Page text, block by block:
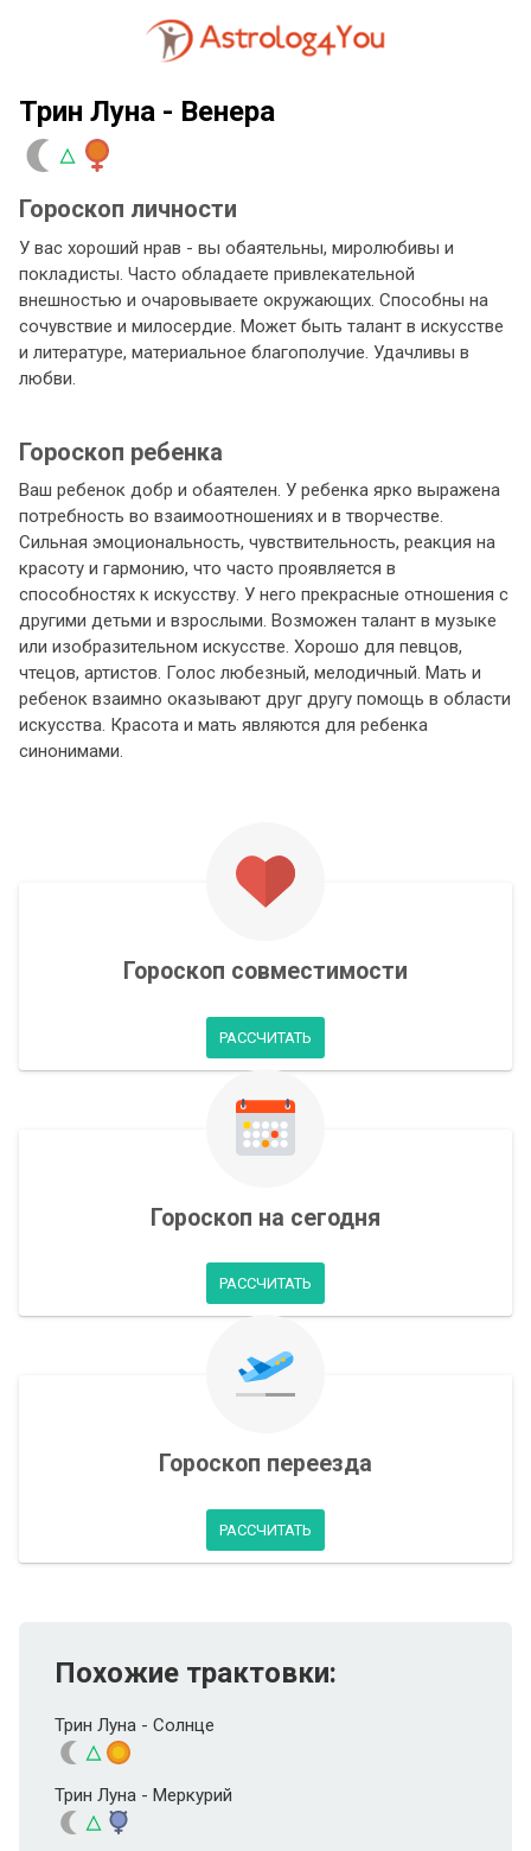
Трин Луна - Венера
Гороскоп личности
У вас хороший нрав - вы обаятельны, миролюбивы и
покладисты. Часто обладаете привлекательной
внешностью и очаровываете окружающих. Способны на
сочувствие и милосердие. Может быть талант в искусстве
и литературе, материальное благополучие. Удачливы в
любви.
Гороскоп ребенка
Ваш ребенок добр и обаятелен. У ребенка ярко выражена
потребность во взаимоотношениях и в творчестве.
Сильная эмоциональность, чувствительность, реакция на
красоту и гармонию, что часто проявляется в
способностях к искусству. У него прекрасные отношения с
другими детьми и взрослыми. Возможен талант в музыке
или изобразительном искусстве. Хорошо для певцов,
чтецов, артистов. Голос любезный, мелодичный. Мать и
ребенок взаимно оказывают друг другу помощь в области
искусства. Красота и мать являются для ребенка
синонимами.
Гороскоп совместимости
РАССЧИТАТЬ
Гороскоп на сегодня
РАССЧИТАТЬ
Гороскоп переезда
РАССЧИТАТЬ
Похожие трактовки:
Трин Луна - Солнце
Трин Луна - Меркурий